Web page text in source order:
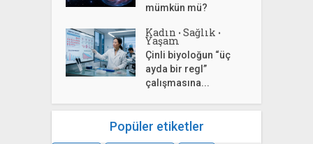
mümkün mü?
Kadın • Sağlık •
Yaşam
Çinli biyoloğun “üç
ayda bir regl”
çalışmasına...
Popüler etiketler